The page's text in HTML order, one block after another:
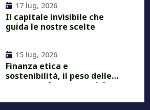
17 lug, 2026
Il capitale invisibile che
guida le nostre scelte
15 lug, 2026
Finanza etica e
sostenibilità, il peso delle
nostre scelte economiche